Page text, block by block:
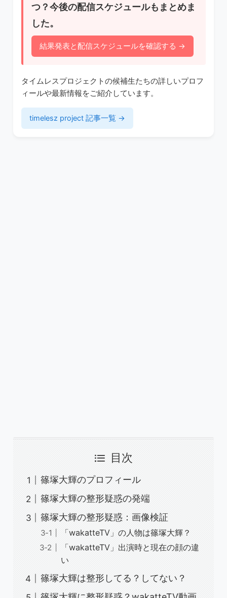
つ？今後の配信スケジュールもまとめま
した。
結果発表と配信スケジュールを確認する →
タイムレスプロジェクトの候補生たちの詳しいプロフ
ィールや最新情報をご紹介しています。
timelesz project 記事一覧 →
目次
篠塚大輝のプロフィール
篠塚大輝の整形疑惑の発端
篠塚大輝の整形疑惑：画像検証
「wakatteTV」の人物は篠塚大輝？
「wakatteTV」出演時と現在の顔の違
い
篠塚大輝は整形してる？してない？